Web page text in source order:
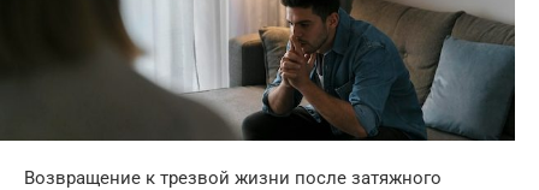
Возвращение к трезвой жизни после затяжного